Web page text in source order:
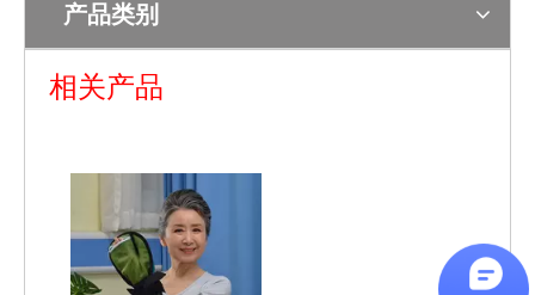
产品类别
相关产品